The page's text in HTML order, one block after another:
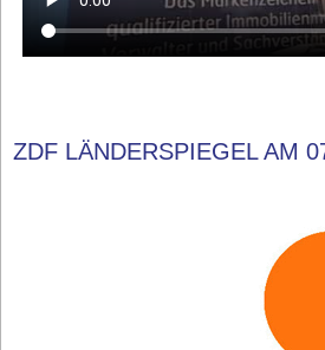
ZDF LÄNDERSPIEGEL AM